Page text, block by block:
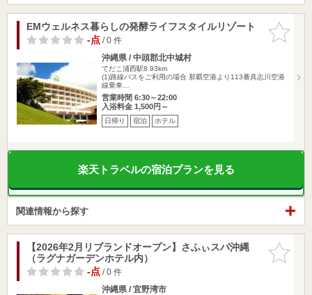
お気に入
りに追加
EMウェルネス暮らしの発酵ライフスタイルリゾート
-点/ 0 件
沖縄県 / 中頭郡北中城村
てだこ浦西駅8.93km
(1)路線バスをご利用の場合 那覇空港より113番具志川空港
線乗車…
営業時間 6:30～22:00
入浴料金 1,500円～
日帰り 宿泊 ホテル
楽天トラベルの宿泊プランを見る
関連情報から探す
お気に入
りに追加
【2026年2月リブランドオープン】さふぃスパ沖縄
（ラグナガーデンホテル内）
-点/ 0 件
沖縄県 / 宜野湾市